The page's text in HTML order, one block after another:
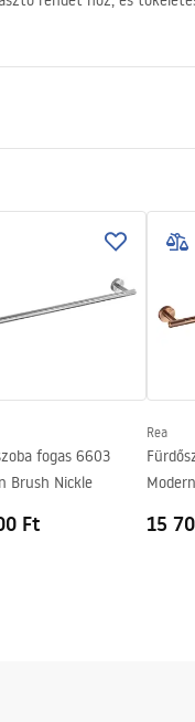
Csavarozható
mm
fogas 6603
Brush Nickle
Ft
Rea
15